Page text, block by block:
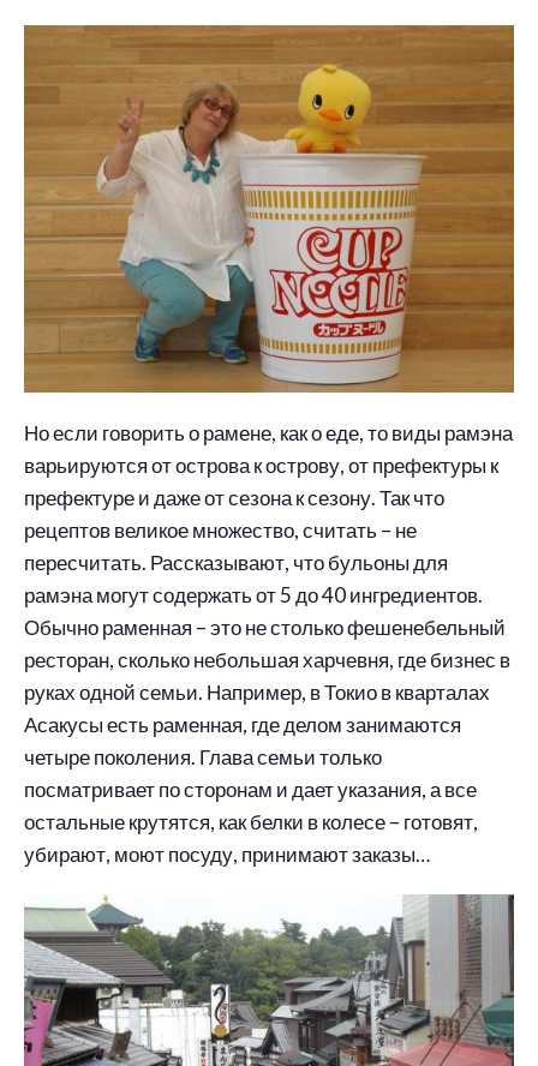
Но если говорить о рамене, как о еде, то виды рамэна
варьируются от острова к острову, от префектуры к
префектуре и даже от сезона к сезону. Так что
рецептов великое множество, считать – не
пересчитать. Рассказывают, что бульоны для
рамэна могут содержать от 5 до 40 ингредиентов.
Обычно раменная – это не столько фешенебельный
ресторан, сколько небольшая харчевня, где бизнес в
руках одной семьи. Например, в Токио в кварталах
Асакусы есть раменная, где делом занимаются
четыре поколения. Глава семьи только
посматривает по сторонам и дает указания, а все
остальные крутятся, как белки в колесе – готовят,
убирают, моют посуду, принимают заказы…